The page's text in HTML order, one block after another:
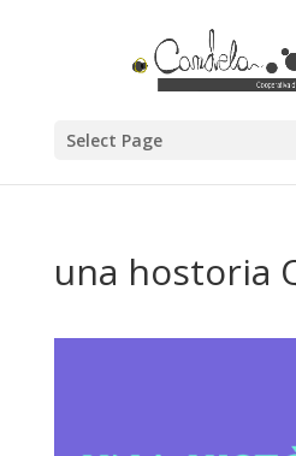
Select Page
una hostoria